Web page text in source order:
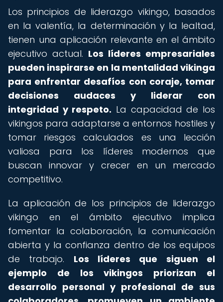
Los principios de liderazgo vikingo, basados
en la valentía, la determinación y la lealtad,
tienen una aplicación relevante en el ámbito
ejecutivo actual. Los líderes empresariales
pueden inspirarse en la mentalidad vikinga
para enfrentar desafíos con coraje, tomar
decisiones audaces y liderar con
integridad y respeto. La capacidad de los
vikingos para adaptarse a entornos hostiles y
tomar riesgos calculados es una lección
valiosa para los líderes modernos que
buscan innovar y crecer en un mercado
competitivo.
La aplicación de los principios de liderazgo
vikingo en el ámbito ejecutivo implica
fomentar la colaboración, la comunicación
abierta y la confianza dentro de los equipos
de trabajo. Los líderes que siguen el
ejemplo de los vikingos priorizan el
desarrollo personal y profesional de sus